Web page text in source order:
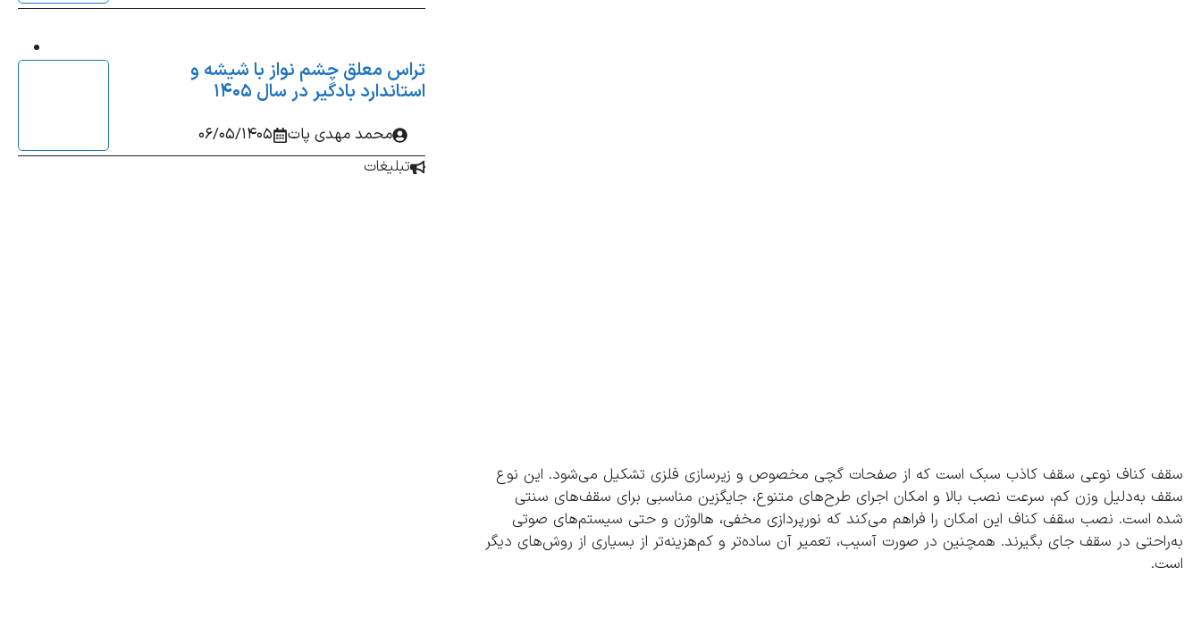
سقف کناف نوعی سقف کاذب سبک است که از صفحات گچی مخصوص و زیرسازی فلزی تشکیل می‌شود. این نوع
سقف به‌دلیل وزن کم، سرعت نصب بالا و امکان اجرای طرح‌های متنوع، جایگزین مناسبی برای سقف‌های سنتی
شده است. نصب سقف کناف این امکان را فراهم می‌کند که نورپردازی مخفی، هالوژن و حتی سیستم‌های صوتی
به‌راحتی در سقف جای بگیرند. همچنین در صورت آسیب، تعمیر آن ساده‌تر و کم‌هزینه‌تر از بسیاری از روش‌های دیگر
است.
تراس معلق چشم‌ نواز با شیشه و
استاندارد بادگیر در سال 1405
06/05/1405
محمد مهدی پات
تبلیغات